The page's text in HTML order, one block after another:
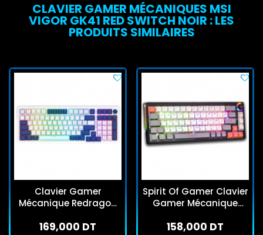
CLAVIER GAMER MÉCANIQUES MSI
VIGOR GK41 RED SWITCH NOIR : LES
PRODUITS SIMILAIRES
Clavier Gamer
Mécanique Redragon
Bleu
169,000 DT
Spirit Of Gamer Clavier
Gamer Mécanique
158,000 DT